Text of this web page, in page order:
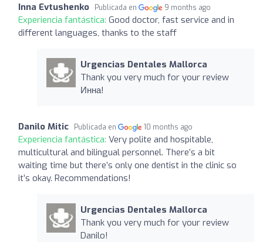
Inna Evtushenko Publicada en 9 months ago
Experiencia fantástica: Good doctor, fast service and in
different languages, thanks to the staff
Urgencias Dentales Mallorca
Thank you very much for your review
Инна!
Danilo Mitic Publicada en 10 months ago
Experiencia fantástica: Very polite and hospitable,
multicultural and bilingual personnel. There’s a bit
waiting time but there’s only one dentist in the clinic so
it’s okay. Recommendations!
Urgencias Dentales Mallorca
Thank you very much for your review
Danilo!